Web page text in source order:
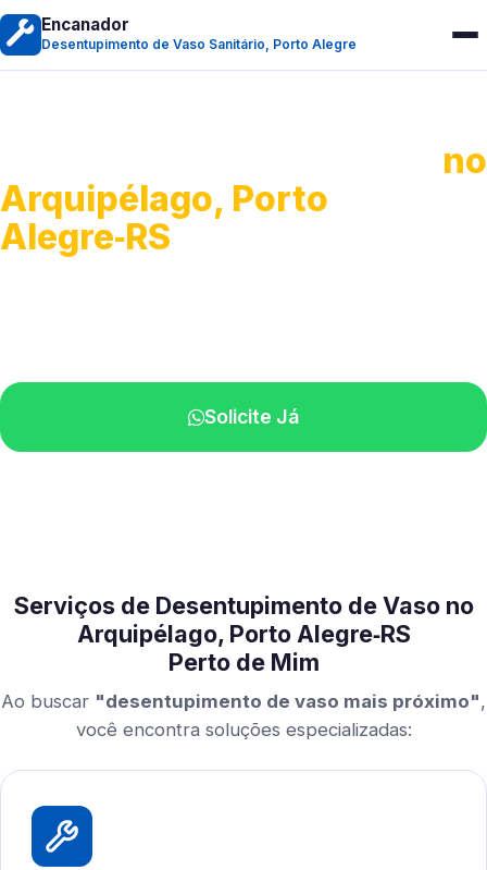
Encanador
Desentupimento de Vaso Sanitário, Porto Alegre
no
Arquipélago, Porto
Alegre‑RS
Solicite Já
Serviços de Desentupimento de Vaso no
Arquipélago, Porto Alegre‑RS
Perto de Mim
Ao buscar "desentupimento de vaso mais próximo",
você encontra soluções especializadas: